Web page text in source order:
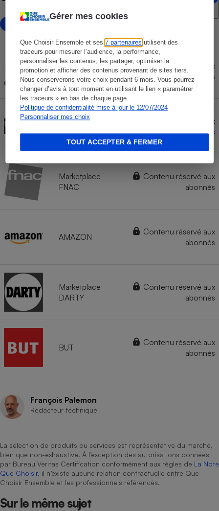
Gérer mes cookies
Que Choisir Ensemble et ses7 partenaires utilisent des
traceurs pour mesurer l’audience, la performance,
personnaliser les contenus, les partager, optimiser la
promotion et afficher des contenus provenant de sites tiers.
Nous conserverons votre choix pendant 6 mois. Vous pourrez
changer d’avis à tout moment en utilisant le lien « paramétrer
les traceurs » en bas de chaque page.
Politique de confidentialité mise à jour le 12/07/2024
Personnaliser mes choix
TOUT ACCEPTER & FERMER
avec marketplace
Marketplace
CARREFOUR
Contenu réservé aux
abonnés
Marketplace
UBALDI
Contenu réservé aux
abonnés
Marketplace
FNAC
Contenu réservé aux
abonnés
AMAZON
Contenu réservé aux
abonnés
Marketplace
DARTY
Contenu réservé aux
abonnés
BUT
Contenu réservé aux
abonnés
François Palemon
Rédacteur technique
La sélection de produits ou services est représentative du marché,
bien que non-exhaustive. À l’exception des autorisations données
par Bureau Veritas Certification conformément aux règles de La Note
Que Choisir, il n’existe aucune relation contractuelle entre Que
Choisir Ensemble et les professionnels référencés.
Sur le même sujet